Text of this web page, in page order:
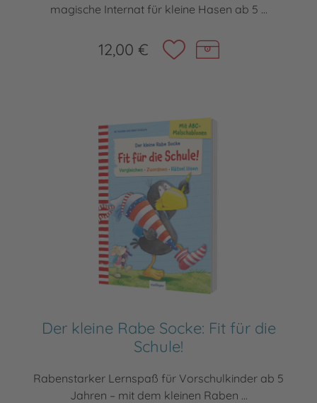
magische Internat für kleine Hasen ab 5 ...
12,00 €
Der kleine Rabe Socke: Fit für die
Schule!
Rabenstarker Lernspaß für Vorschulkinder ab 5
Jahren – mit dem kleinen Raben ...